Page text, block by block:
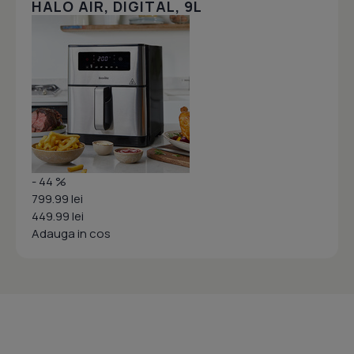
HALO AIR, DIGITAL, 9L
- 44 %
799.99 lei
449.99 lei
Adauga in cos